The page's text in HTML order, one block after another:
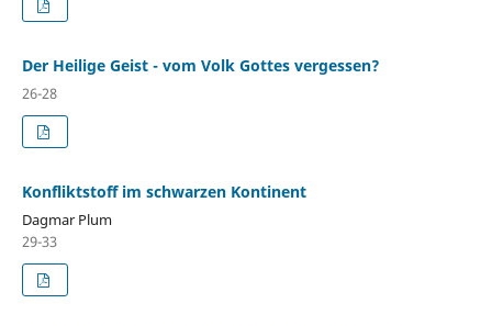
Der Heilige Geist - vom Volk Gottes vergessen?
26-28
Konfliktstoff im schwarzen Kontinent
Dagmar Plum
29-33